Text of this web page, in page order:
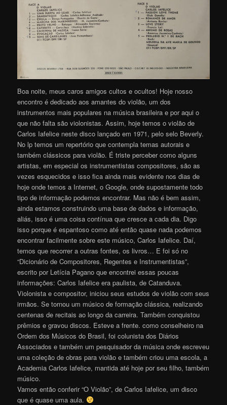
Boa noite, meus caros amigos cultos e ocultos! Hoje nosso
encontro é dedicado aos amantes do violão, um dos
instrumentos mais populares na música brasileira e por aqui o
que não falta são violonistas. Assim, hoje temos o violão de
Carlos Iafelice neste disco lançado em 1971, pelo selo Beverly.
No lp temos um repertório que contempla temas autorais e
também clássicos para violão. É triste perceber como alguns
artistas, em especial os instrumentistas compositores, são as
vezes esquecidos e isso fica ainda mais evidente nos dias de
hoje onde temos a Internet, o Google, onde supostamente todo
tipo de informação podemos encontrar. Mas não é bem assim,
ainda estamos construindo uma base de dados e informação,
aliás, isso é uma coisa contínua que cresce a cada dia. Digo
isso porque é espantoso como até então quase nada podemos
encontrar facilmente sobre este músico, Carlos Iafelice. Daí,
temos que recorrer a outras fontes, os livros… E foi só no
“Dicionário de Compositores, Regentes e Instrumentistas”,
escrito por Letícia Pagano que encontrei essas poucas
informações: Carlos Iafelice era paulista, de Catanduva.
Violonista e compositor, iniciou seus estudos de violão com seus
irmãos. Se tornou um músico de formação clássica, realizando
centenas de recitais ao longo da carreira. Também conquistou
prêmios e gravou discos. Esteve a frente. como conselheiro na
Ordem dos Músicos do Brasil, foi colunista dos Diários
Associados e também um pesquisador da música onde escreveu
uma coleção de obras para violão e também criou uma escola, a
Academia Carlos Iafelice, mantida até hoje por seu filho, também
músico.
Vamos então conferir “O Violão”, de Carlos Iafelice, um disco
que é quase uma aula.